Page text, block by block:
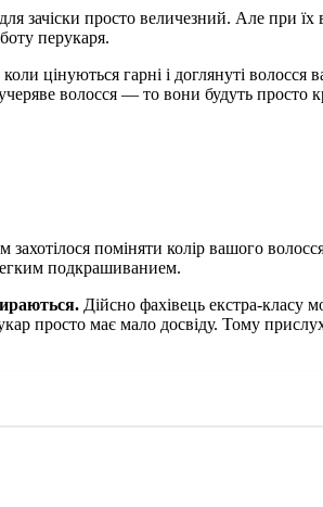
зачіски просто величезний. Але при
перукаря.
цінуються гарні і доглянуті волосся
волосся — то вони будуть просто
поміняти колір вашого
подкрашиванием.
Дійсно фахівець екстра-класу
просто має мало досвіду. Тому